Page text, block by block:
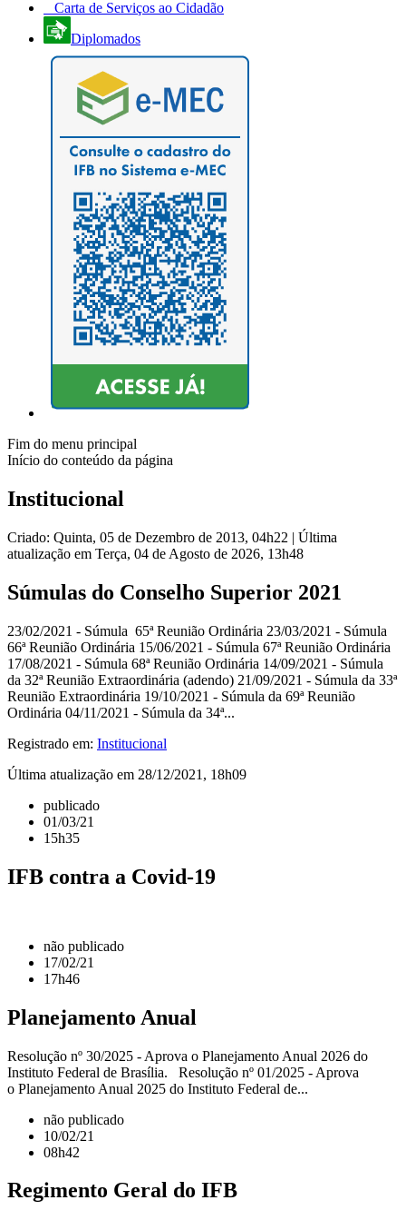
Carta de Serviços ao Cidadão
Diplomados
Fim do menu principal
Início do conteúdo da página
Institucional
Criado: Quinta, 05 de Dezembro de 2013, 04h22 | Última
atualização em Terça, 04 de Agosto de 2026, 13h48
Súmulas do Conselho Superior 2021
23/02/2021 - Súmula 65ª Reunião Ordinária 23/03/2021 - Súmula
66ª Reunião Ordinária 15/06/2021 - Súmula 67ª Reunião Ordinária
17/08/2021 - Súmula 68ª Reunião Ordinária 14/09/2021 - Súmula
da 32ª Reunião Extraordinária (adendo) 21/09/2021 - Súmula da 33ª
Reunião Extraordinária 19/10/2021 - Súmula da 69ª Reunião
Ordinária 04/11/2021 - Súmula da 34ª...
Registrado em: Institucional
Última atualização em 28/12/2021, 18h09
publicado
01/03/21
15h35
IFB contra a Covid-19
não publicado
17/02/21
17h46
Planejamento Anual
Resolução nº 30/2025 - Aprova o Planejamento Anual 2026 do
Instituto Federal de Brasília. Resolução nº 01/2025 - Aprova
o Planejamento Anual 2025 do Instituto Federal de...
não publicado
10/02/21
08h42
Regimento Geral do IFB